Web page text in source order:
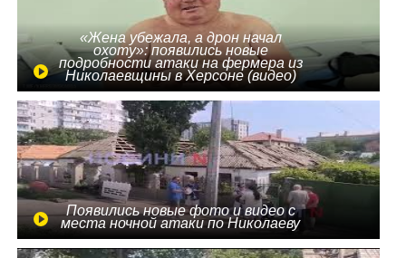
«Жена убежала, а дрон начал
охоту»: появились новые
подробности атаки на фермера из
Николаевщины в Херсоне (видео)
Появились новые фото и видео с
места ночной атаки по Николаеву